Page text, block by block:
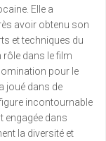
Elle a
avoir obtenu son
et techniques du
rôle dans le film
pour le
joué dans de
incontournable
engagée dans
la diversité et